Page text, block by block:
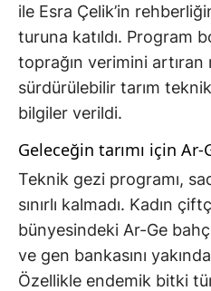
ile Esra Çelik’in
turuna katıldı. Program
toprağın verimini
sürdürülebilir tarım
bilgiler verildi.
Geleceğin tarımı için Ar-
Teknik gezi programı,
sınırlı kalmadı. Kadın
bünyesindeki Ar-Ge
ve gen bankasını
Özellikle endemik bitki